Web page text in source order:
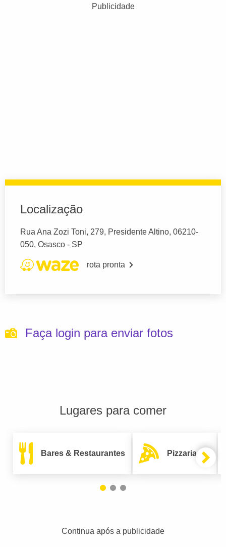
Publicidade
Localização
Rua Ana Zozi Toni, 279, Presidente Altino, 06210-
050, Osasco - SP
rota pronta
Faça login para enviar fotos
Lugares para comer
Bares & Restaurantes Pizzarias
Continua após a publicidade